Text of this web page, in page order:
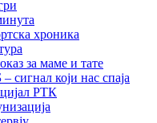
хроника
за маме и тате
сигнал који нас спаја
РТК